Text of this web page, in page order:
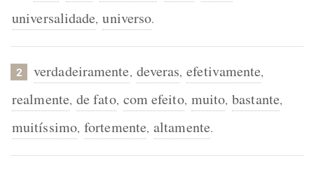
universalidade, universo.
2 verdadeiramente, deveras, efetivamente,
realmente, de fato, com efeito, muito, bastante,
muitíssimo, fortemente, altamente.